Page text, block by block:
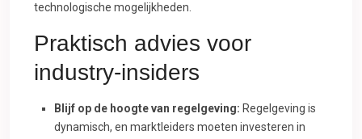
technologische mogelijkheden.
Praktisch advies voor
industry-insiders
Blijf op de hoogte van regelgeving: Regelgeving is
dynamisch, en marktleiders moeten investeren in